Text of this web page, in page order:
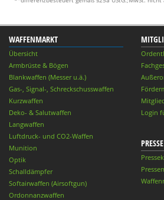
WAFFENMARKT
Übersicht
Armbrüste & Bögen
Blankwaffen (Messer u.ä.)
Gas-, Signal-, Schreckschusswaffen
Kurzwaffen
Deko- & Salutwaffen
Langwaffen
Luftdruck- und CO2-Waffen
Munition
Optik
Schalldämpfer
Softairwaffen (Airsoftgun)
Ordonnanzwaffen
Login
PRESSE